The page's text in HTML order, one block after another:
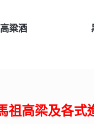
容粱酒
祖高梁及各